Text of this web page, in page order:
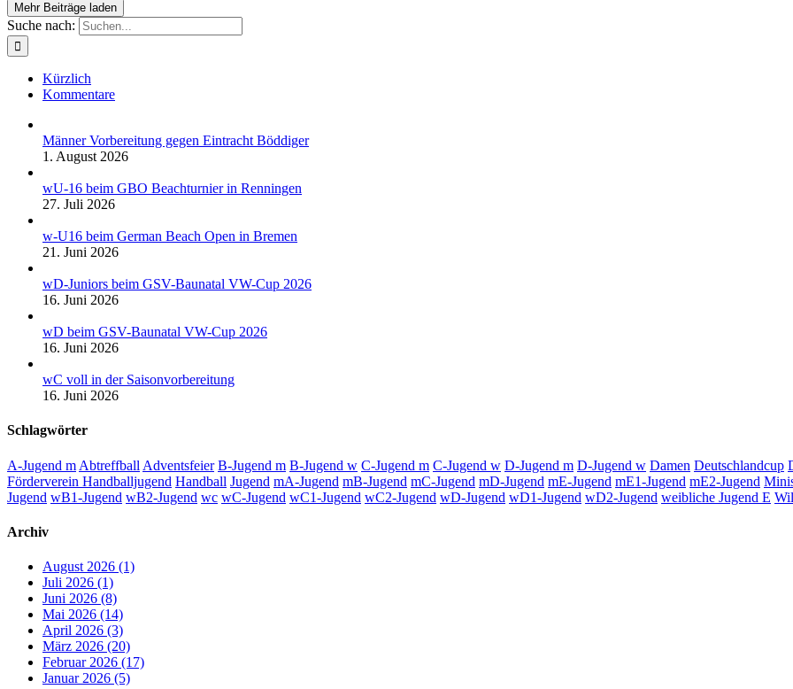
Mehr Beiträge laden
Suche nach:
Kürzlich
Kommentare
Männer Vorbereitung gegen Eintracht Böddiger
1. August 2026
wU-16 beim GBO Beachturnier in Renningen
27. Juli 2026
w-U16 beim German Beach Open in Bremen
21. Juni 2026
wD-Juniors beim GSV-Baunatal VW-Cup 2026
16. Juni 2026
wD beim GSV-Baunatal VW-Cup 2026
16. Juni 2026
wC voll in der Saisonvorbereitung
16. Juni 2026
Schlagwörter
A-Jugend m Abtreffball Adventsfeier B-Jugend m B-Jugend w C-Jugend m C-Jugend w D-Jugend m D-Jugend w Damen Deutschlandcup
Förderverein Handballjugend Handball Jugend mA-Jugend mB-Jugend mC-Jugend mD-Jugend mE-Jugend mE1-Jugend mE2-Jugend
Jugend wB1-Jugend wB2-Jugend wc wC-Jugend wC1-Jugend wC2-Jugend wD-Jugend wD1-Jugend wD2-Jugend weibliche Jugend E
Archiv
August 2026 (1)
Juli 2026 (1)
Juni 2026 (8)
Mai 2026 (14)
April 2026 (3)
März 2026 (20)
Februar 2026 (17)
Januar 2026 (5)